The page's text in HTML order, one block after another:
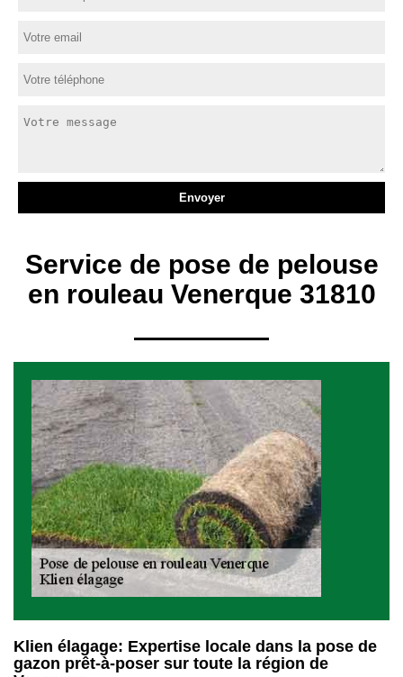
Service de pose de pelouse
en rouleau Venerque 31810
Klien élagage: Expertise locale dans la pose de
gazon prêt-à-poser sur toute la région de